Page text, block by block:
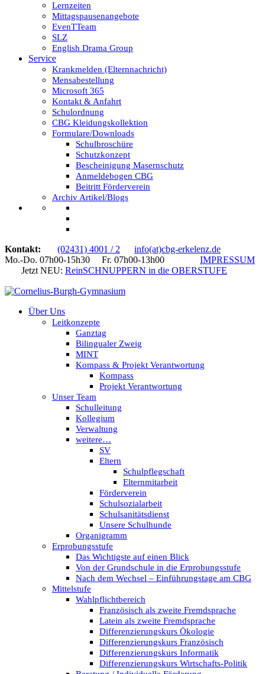
Lernzeiten
Mittagspausenangebote
EvenTTeam
SLZ
English Drama Group
Service
Krankmelden (Elternnachricht)
Mensabestellung
Microsoft 365
Kontakt & Anfahrt
Schulordnung
CBG Kleidungskollektion
Formulare/Downloads
Schulbroschüre
Schutzkonzept
Bescheinigung Masernschutz
Anmeldebogen CBG
Beitritt Förderverein
Archiv Artikel/Blogs
Kontakt: (02431) 4001 / 2
info(at)cbg-erkelenz.de
Mo.-Do. 07h00-15h30 Fr. 07h00-13h00 IMPRESSUM
Jetzt NEU: ReinSCHNUPPERN in die OBERSTUFE
Über Uns
Leitkonzepte
Ganztag
Bilingualer Zweig
MINT
Kompass & Projekt Verantwortung
Kompass
Projekt Verantwortung
Unser Team
Schulleitung
Kollegium
Verwaltung
weitere…
SV
Eltern
Schulpflegschaft
Elternmitarbeit
Förderverein
Schulsozialarbeit
Schulsanitätsdienst
Unsere Schulhunde
Organigramm
Erprobungsstufe
Das Wichtigste auf einen Blick
Von der Grundschule in die Erprobungsstufe
Nach dem Wechsel – Einführungstage am CBG
Mittelstufe
Wahlpflichtbereich
Französisch als zweite Fremdsprache
Latein als zweite Fremdsprache
Differenzierungskurs Ökologie
Differenzierungskurs Französisch
Differenzierungskurs Informatik
Differenzierungskurs Wirtschafts-Politik